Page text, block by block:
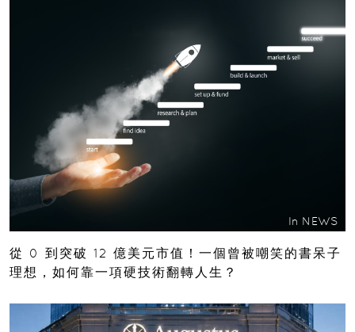
In NEWS
從 0 到突破 12 億美元市值！一個曾被嘲笑的書呆子
理想，如何靠一項硬技術翻轉人生？